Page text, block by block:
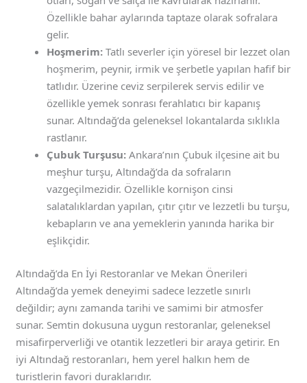
Özellikle bahar aylarında taptaze olarak sofralara
gelir.
Hoşmerim: Tatlı severler için yöresel bir lezzet olan
hoşmerim, peynir, irmik ve şerbetle yapılan hafif bir
tatlıdır. Üzerine ceviz serpilerek servis edilir ve
özellikle yemek sonrası ferahlatıcı bir kapanış
sunar. Altındağ’da geleneksel lokantalarda sıklıkla
rastlanır.
Çubuk Turşusu: Ankara’nın Çubuk ilçesine ait bu
meşhur turşu, Altındağ’da da sofraların
vazgeçilmezidir. Özellikle kornişon cinsi
salatalıklardan yapılan, çıtır çıtır ve lezzetli bu turşu,
kebapların ve ana yemeklerin yanında harika bir
eşlikçidir.
Altındağ’da En İyi Restoranlar ve Mekan Önerileri
Altındağ’da yemek deneyimi sadece lezzetle sınırlı
değildir; aynı zamanda tarihi ve samimi bir atmosfer
sunar. Semtin dokusuna uygun restoranlar, geleneksel
misafirperverliği ve otantik lezzetleri bir araya getirir. En
iyi Altındağ restoranları, hem yerel halkın hem de
turistlerin favori duraklarıdır.